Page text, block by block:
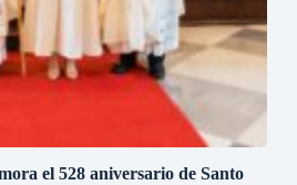
el 528 aniversario de Santo